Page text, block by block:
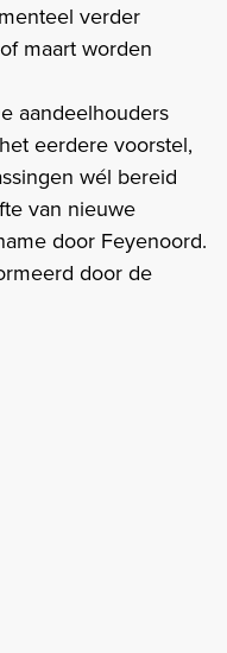
verder
maart worden
aandeelhouders
eerdere voorstel,
wél bereid
van nieuwe
door Feyenoord.
door de